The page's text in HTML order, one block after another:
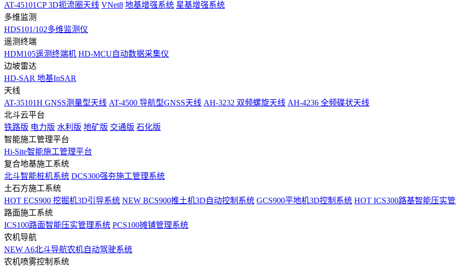
AT-45101CP 3D扼流圈天线 VNet8 地基增强系统 星基增强系统
多维监测
HDS101/102多维监测仪
遥测终端
HDM105遥测终端机 HD-MCU自动数据采集仪
边坡雷达
HD-SAR 地基InSAR
天线
AT-35101H GNSS测量型天线 AT-4500 导航型GNSS天线 AH-3232 双频螺旋天线 AH-4236 全频碟状天线
北斗云平台
铁路版 电力版 水利版 地矿版 交通版 石化版
智能施工管理平台
Hi-Site智能施工管理平台
复合地基施工系统
北斗智能桩机系统 DCS300强夯施工管理系统
土石方施工系统
HOT ECS900 挖掘机3D引导系统 NEW BCS900推土机3D自动控制系统 GCS900平地机3D控制系统 HOT ICS300路基智能压实
路面施工系统
ICS100路面智能压实管理系统 PCS100摊铺管理系统
农机导航
NEW A6北斗导航农机自动驾驶系统
农机喷雾控制系统